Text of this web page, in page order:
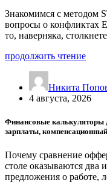
Знакомимся с методом
вопросы о конфликтах
то, наверняка,
продолжить чтение
Никита
4 августа, 2026
Финансовые калькуляторы
зарплаты,
Почему сравнение
столе оказываются два
предложения о работе,